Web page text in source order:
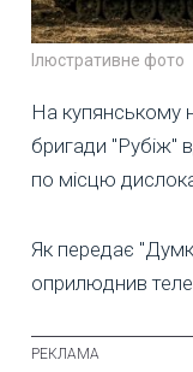
Ілюстративне фото
На купянському
бригади "Рубіж"
по місцю
Як передає
оприлюднив